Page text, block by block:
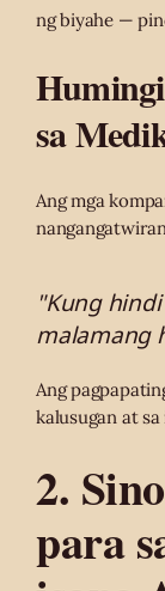
ng biyahe —
sa
Ang mga
"Kung
malamang
Ang
kalusugan at
2.
para